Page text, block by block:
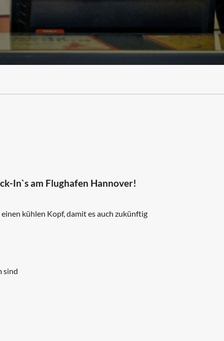
In`s am Flughafen Hannover!
kühlen Kopf, damit es auch zukünftig
sind